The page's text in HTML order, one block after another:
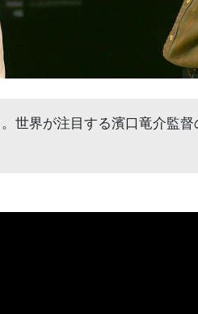
世界が注目する濱口竜介監